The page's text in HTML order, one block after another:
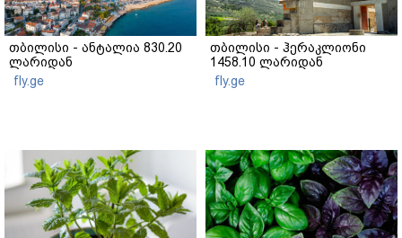
თბილისი - ანტალია 830.20
ლარიდან
fly.ge
თბილისი - ჰერაკლიონი
1458.10 ლარიდან
fly.ge